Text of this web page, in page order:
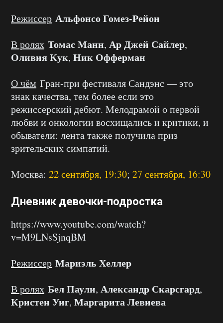
Режиссер Альфонсо Гомез-Рейон
В ролях Томас Манн, Ар Джей Сайлер,
Оливия Кук, Ник Офферман
О чём Гран-при фестиваля Сандэнс — это
знак качества, тем более если это
режиссерский дебют. Мелодрамой о первой
любви и онкологии восхищались и критики, и
обыватели: лента также получила приз
зрительских симпатий.
Москва: 22 сентября, 19:30; 27 сентября, 16:30
Дневник девочки-подростка
https://www.youtube.com/watch?
v=M9LNsSjnqBM
Режиссер Мариэль Хеллер
В ролях Бел Паули, Александр Скарсгард,
Кристен Уиг, Маргарита Левиева